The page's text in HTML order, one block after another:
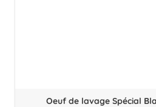
Oeuf de lavage Spécial